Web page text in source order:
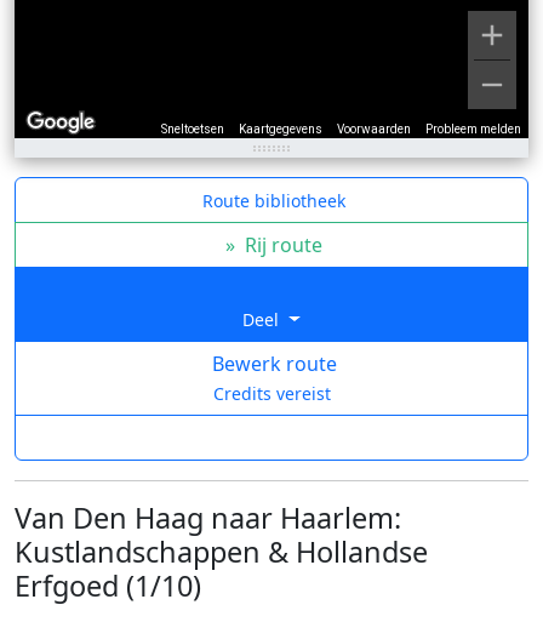
Sneltoetsen Kaartgegevens Voorwaarden Probleem melden
Route bibliotheek
» Rij route
Deel
Bewerk route
Credits vereist
Van Den Haag naar Haarlem:
Kustlandschappen & Hollandse
Erfgoed (1/10)